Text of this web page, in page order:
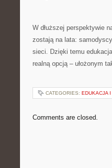
W dłuższej perspektywie
zostają na lata:
sieci. Dzięki temu
realną opcją – ułożonym
CATEGORIES: EDUKACJA
Comments are closed.